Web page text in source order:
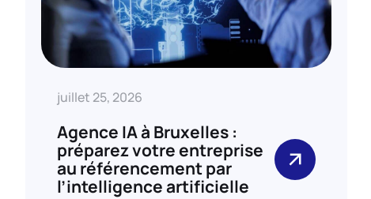
juillet 25, 2026
Agence IA à Bruxelles :
préparez votre entreprise
au référencement par
l’intelligence artificielle